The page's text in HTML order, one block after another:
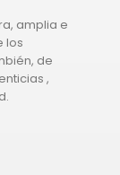
amplia e
los
de
,